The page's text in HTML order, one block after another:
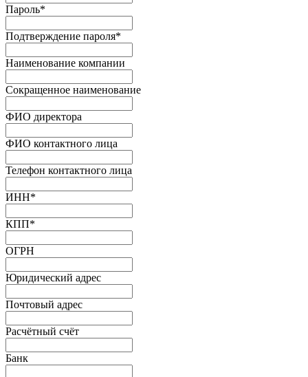
Пароль*
Подтверждение пароля*
Наименование компании
Сокращенное наименование
ФИО директора
ФИО контактного лица
Телефон контактного лица
ИНН*
КПП*
ОГРН
Юридический адрес
Почтовый адрес
Расчётный счёт
Банк